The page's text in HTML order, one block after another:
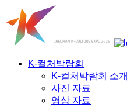
K-컬처박람회
K-컬처박람회 소개
사진 자료
영상 자료